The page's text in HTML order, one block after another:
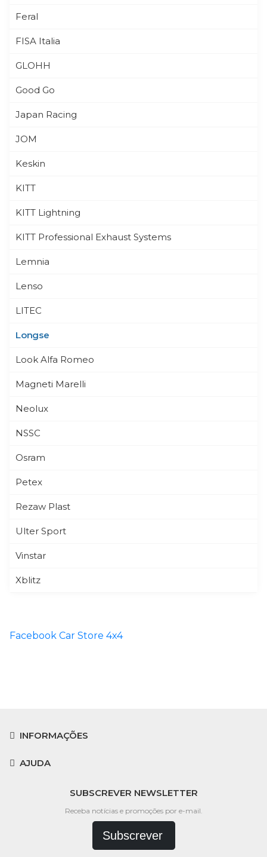
Feral
FISA Italia
GLOHH
Good Go
Japan Racing
JOM
Keskin
KITT
KITT Lightning
KITT Professional Exhaust Systems
Lemnia
Lenso
LITEC
Longse
Look Alfa Romeo
Magneti Marelli
Neolux
NSSC
Osram
Petex
Rezaw Plast
Ulter Sport
Vinstar
Xblitz
Facebook Car Store 4x4
INFORMAÇÕES
AJUDA
SUBSCREVER NEWSLETTER
Receba notícias e promoções por e-mail.
Subscrever